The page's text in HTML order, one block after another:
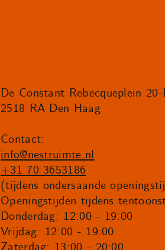
De Constant Rebecqueplein
2518 RA Den Haag
Contact:
info@nestruimte.nl
+31 70 3653186
(tijdens ondersaande
Openingstijden tijdens
Donderdag: 12:00 - 19:00
Vrijdag: 12:00 - 19:00